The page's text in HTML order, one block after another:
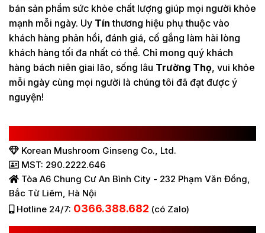
bán sản phẩm sức khỏe chất lượng giúp mọi người khỏe
mạnh mỗi ngày. Uy Tín thương hiệu phụ thuộc vào
khách hàng phản hồi, đánh giá, cố gắng làm hài lòng
khách hàng tối đa nhất có thể. Chỉ mong quý khách
hàng bách niên giai lão, sống lâu Trường Thọ, vui khỏe
mỗi ngày cùng mọi người là chúng tôi đã đạt được ý
nguyện!
Korean Mushroom Ginseng Co., Ltd.
MST: 290.2222.646
Tòa A6 Chung Cư An Bình City - 232 Phạm Văn Đồng,
Bắc Từ Liêm, Hà Nội
Hotline 24/7: 0366.388.682 (có Zalo)